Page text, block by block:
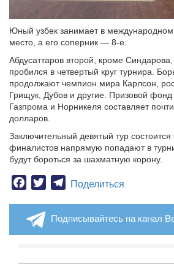
Юный узбек занимает в международном
место, а его соперник — 8-е.
Абдусаттаров второй, кроме
пробился в четвертый круг турнира.
продолжают чемпион мира Карлсон,
Грищук, Дубов и другие. Призовой фонд
Газпрома и Норникеля составляет
долларов.
Заключительный девятый тур состоится
финалистов напрямую попадают в
будут бороться за шахматную корону.
Facebook
TwitterTelegram
Поделиться
Подписывайтесь на канал